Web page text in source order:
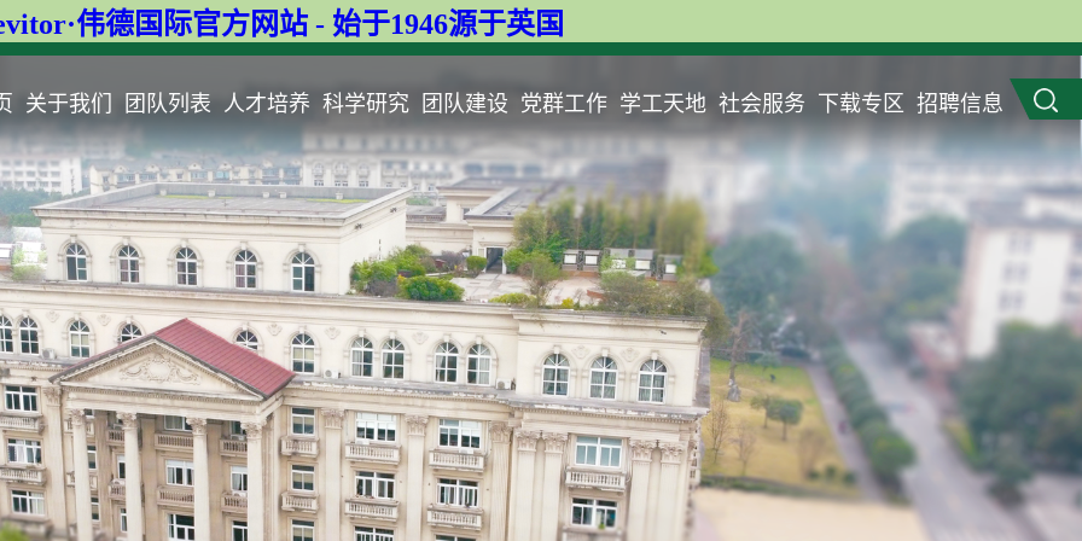
伟德国际官方网站 - 始于1946源于英国
关于我们 团队列表 人才培养 科学研究 团队建设 党群工作 学工天地 社会服务 下载专区 招聘信息